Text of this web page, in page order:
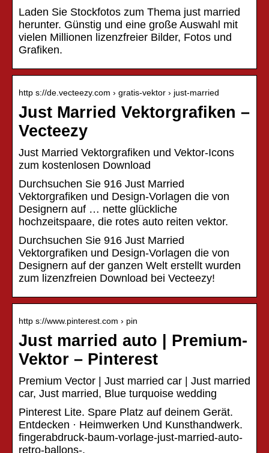
Laden Sie Stockfotos zum Thema just married
herunter. Günstig und eine große Auswahl mit
vielen Millionen lizenzfreier Bilder, Fotos und
Grafiken.
http s://de.vecteezy.com › gratis-vektor › just-married
Just Married Vektorgrafiken –
Vecteezy
Just Married Vektorgrafiken und Vektor-Icons
zum kostenlosen Download
Durchsuchen Sie 916 Just Married
Vektorgrafiken und Design-Vorlagen die von
Designern auf … nette glückliche
hochzeitspaare, die rotes auto reiten vektor.
Durchsuchen Sie 916 Just Married
Vektorgrafiken und Design-Vorlagen die von
Designern auf der ganzen Welt erstellt wurden
zum lizenzfreien Download bei Vecteezy!
http s://www.pinterest.com › pin
Just married auto | Premium-
Vektor – Pinterest
Premium Vector | Just married car | Just married
car, Just married, Blue turquoise wedding
Pinterest Lite. Spare Platz auf deinem Gerät.
Entdecken · Heimwerken Und Kunsthandwerk.
fingerabdruck-baum-vorlage-just-married-auto-
retro-ballons-.